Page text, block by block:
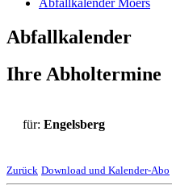
Abfallkalender
Ihre Abholtermine
für: Engelsberg
Zurück Download und Kalender-Abo